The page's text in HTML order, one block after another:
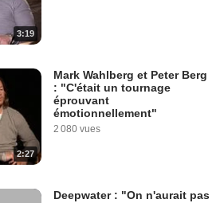
3:19
2:27
Mark Wahlberg et Peter Berg
: "C'était un tournage
éprouvant
émotionnellement"
2 080 vues
Deepwater : "On n'aurait pas